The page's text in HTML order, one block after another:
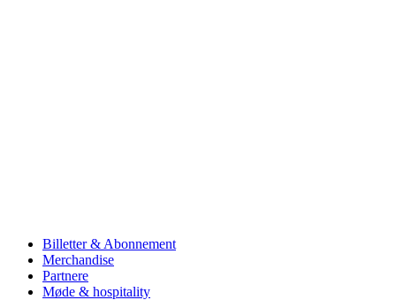
Billetter & Abonnement
Merchandise
Partnere
Møde & hospitality